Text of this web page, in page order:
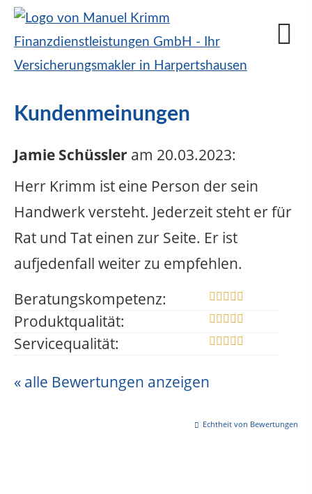
Kundenmeinungen
Jamie Schüssler am 20.03.2023:
Herr Krimm ist eine Person der sein
Handwerk versteht. Jederzeit steht er für
Rat und Tat einen zur Seite. Er ist
aufjedenfall weiter zu empfehlen.
Beratungskompetenz:
Produktqualität:
Servicequalität:
« alle Bewertungen anzeigen
Echtheit von Bewertungen